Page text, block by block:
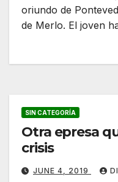
oriundo de
de Merlo. El joven
SIN CATEGORÍA
Otra epresa
crisis
JUNE 4, 2019